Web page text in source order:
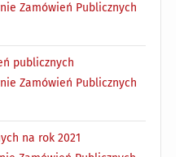
Zamówień Publicznych
publicznych
Zamówień Publicznych
na rok 2021